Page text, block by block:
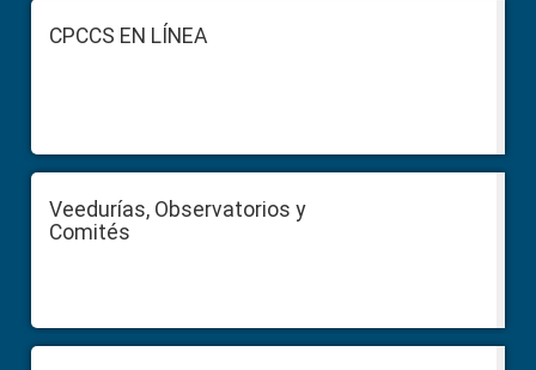
FooterCPCCS EN LÍNEA
Veedurías, Observatorios y
Comités